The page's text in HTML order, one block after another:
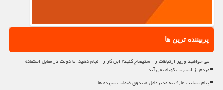
پربیننده ترین ها
می خواهید وزیر ارتباطات را استیضاح کنید؟ این کار را انجام دهید اما دولت در مقابل استفاده
مردم از اینترنت کوتاه نمی آید
پیام تسلیت عارف به مدیرعامل صندوق ضمانت سپرده ها